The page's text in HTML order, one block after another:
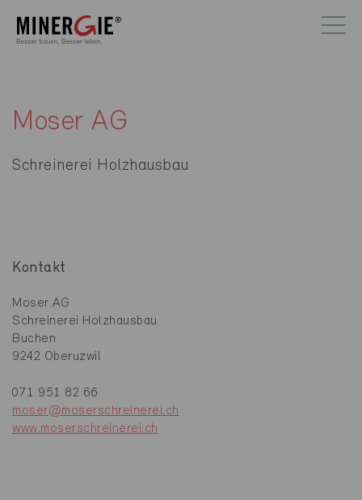
Moser AG
Schreinerei Holzhausbau
Kontakt
Moser AG
Schreinerei Holzhausbau
Buchen
9242 Oberuzwil
071 951 82 66
moser@moserschreinerei.ch
www.moserschreinerei.ch